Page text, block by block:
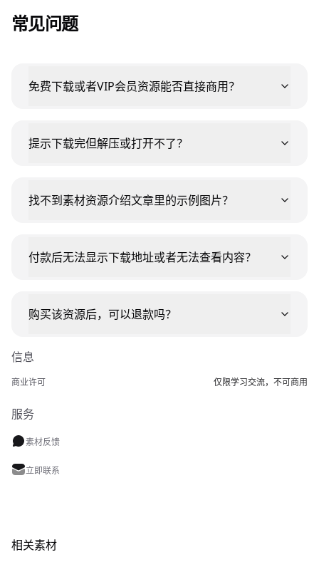
常见问题
免费下载或者VIP会员资源能否直接商用？
提示下载完但解压或打开不了？
找不到素材资源介绍文章里的示例图片？
付款后无法显示下载地址或者无法查看内容？
购买该资源后，可以退款吗？
信息
商业许可 仅限学习交流，不可商用
服务
素材反馈
立即联系
相关素材